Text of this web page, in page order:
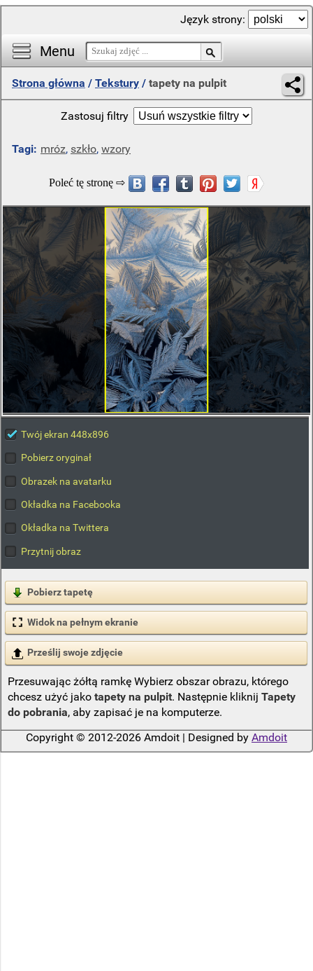
Menu
Język strony:
Strona główna / Tekstury / tapety na pulpit
Zastosuj filtry
Tagi: mróz, szkło, wzory
Twój ekran 448x896
Pobierz oryginał
Obrazek na avatarku
Okładka na Facebooka
Okładka na Twittera
Przytnij obraz
Pobierz tapetę
Widok na pełnym ekranie
Prześlij swoje zdjęcie
Przesuwając żółtą ramkę Wybierz obszar obrazu, którego
chcesz użyć jako tapety na pulpit. Następnie kliknij Tapety
do pobrania, aby zapisać je na komputerze.
Copyright © 2012-2026 Amdoit | Designed by Amdoit